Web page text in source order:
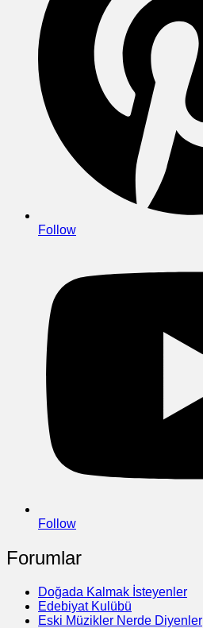
Follow
Follow
Forumlar
Doğada Kalmak İsteyenler
Edebiyat Kulübü
Eski Müzikler Nerde Diyenler